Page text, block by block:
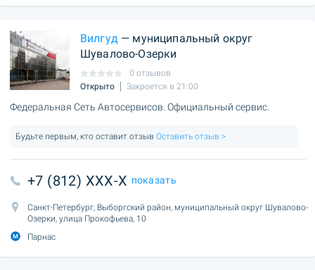
Вилгуд — муниципальный округ
Шувалово-Озерки
0 отзывов
Открыто
Закроется в 21:00
Федеральная Сеть Автосервисов. Официальный сервис.
Будьте первым, кто оставит отзыв Оставить отзыв >
+7 (812) XXX-X показать
Санкт-Петербург, Выборгский район, муниципальный округ Шувалово-
Озерки, улица Прокофьева, 10
Парнас